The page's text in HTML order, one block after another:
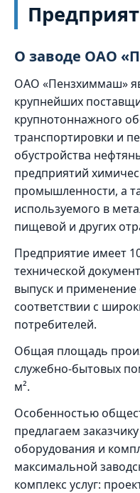
О заводе ОАО
ОАО «Пензхиммаш»
крупнейших
крупнотоннажного
транспортировки и
обустройства
предприятий
промышленности, а
используемого в
пищевой и других
Предприятие имеет
технической
выпуск и
соответствии с
потребителей.
Общая площадь
служебно-бытовых
м².
Особенностью
предлагаем
оборудования и
максимальной
комплекс услуг: